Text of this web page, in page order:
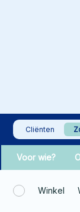
Cliënten
Voor wie?
Winkel